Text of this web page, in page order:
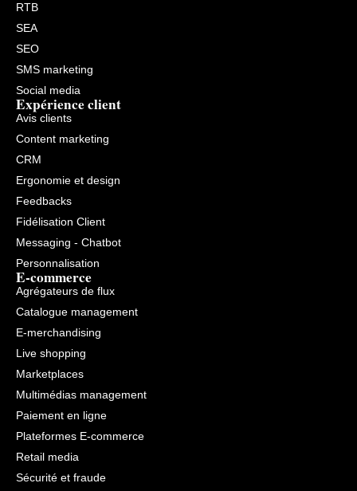
RTB
SEA
SEO
SMS marketing
Social media
Expérience client
Avis clients
Content marketing
CRM
Ergonomie et design
Feedbacks
Fidélisation Client
Messaging - Chatbot
Personnalisation
E-commerce
Agrégateurs de flux
Catalogue management
E-merchandising
Live shopping
Marketplaces
Multimédias management
Paiement en ligne
Plateformes E-commerce
Retail media
Sécurité et fraude